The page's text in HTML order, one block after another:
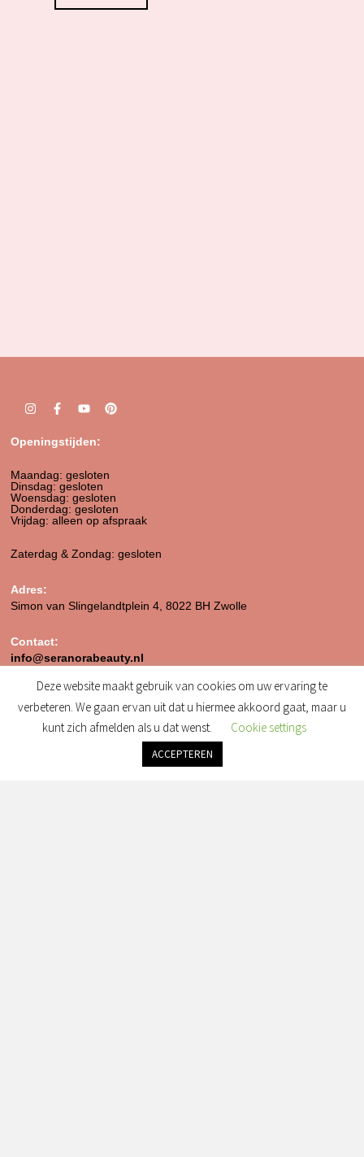
Adres:
Simon van Slingelandtplein 4, 8022 BH Zwolle
Contact:
info@seranorabeauty.nl
+31 0643614456
Openingstijden:
Maandag: gesloten
Dinsdag: gesloten
Woensdag: gesloten
Donderdag: gesloten
Vrijdag: alleen op afspraak
Zaterdag & Zondag: gesloten
Deze website maakt gebruik van cookies om uw ervaring te
verbeteren. We gaan ervan uit dat u hiermee akkoord gaat, maar u
kunt zich afmelden als u dat wenst.
Cookie settings
ACCEPTEREN